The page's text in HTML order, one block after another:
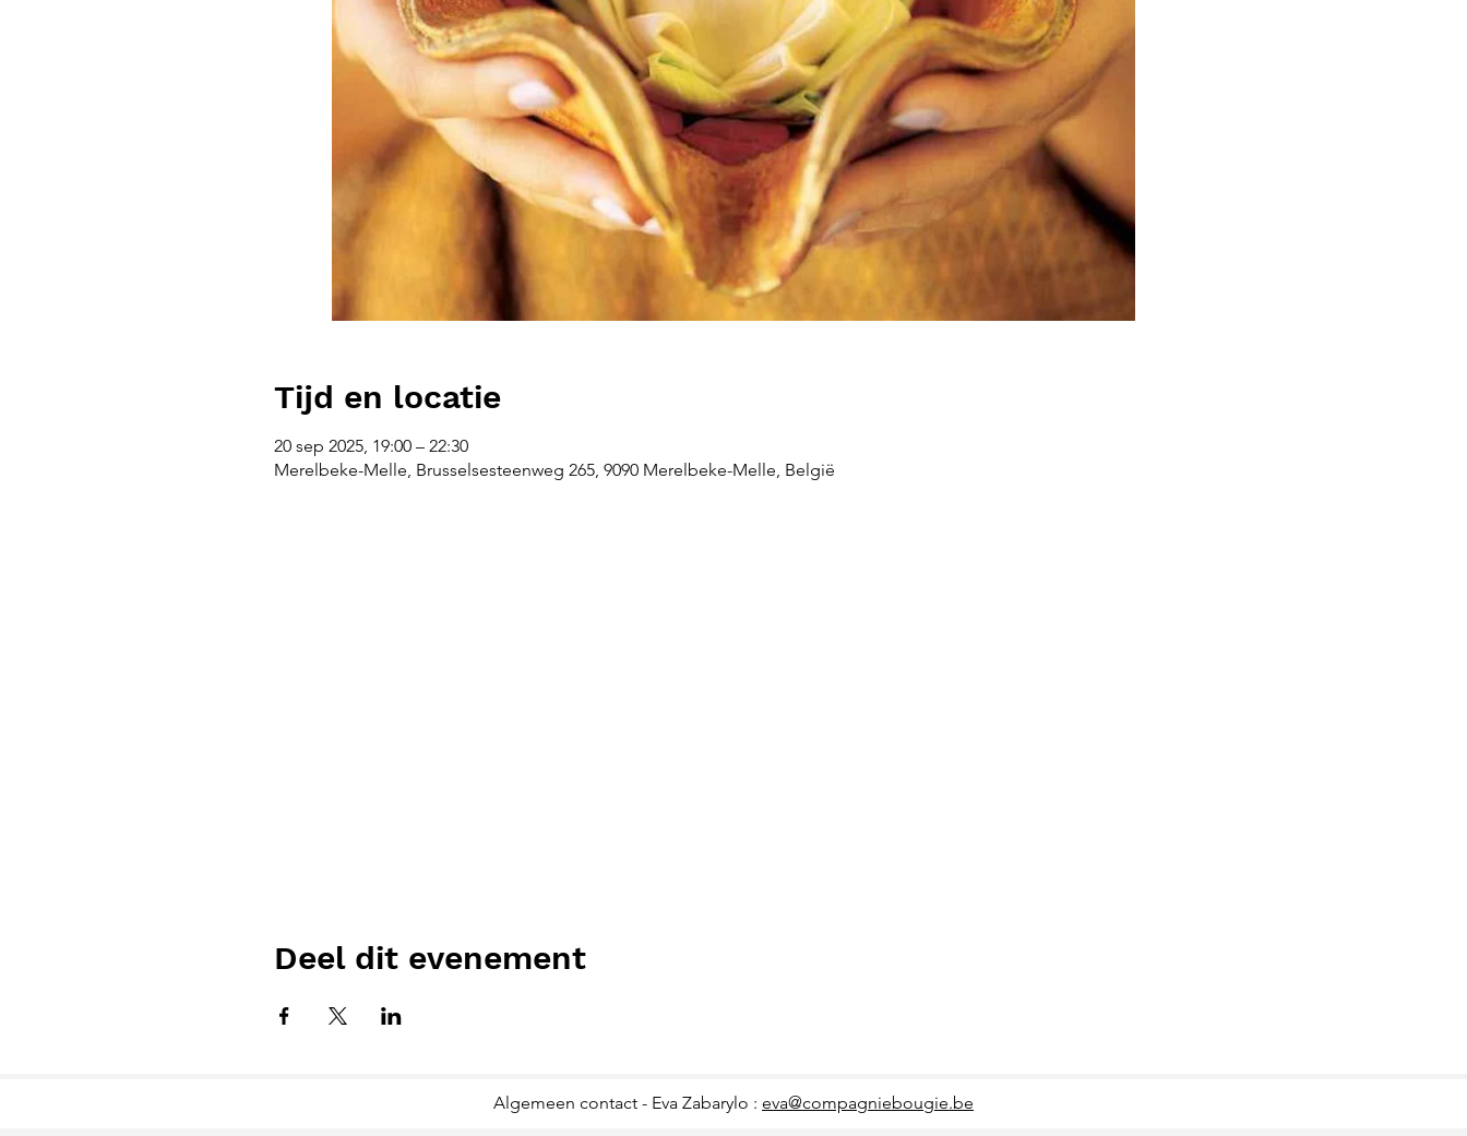
Tijd en locatie
20 sep 2025, 19:00 – 22:30
Merelbeke-Melle, Brusselsesteenweg 265, 9090 Merelbeke-Melle, België
Deel dit evenement
Algemeen contact - Eva Zabarylo : eva@compagniebougie.be